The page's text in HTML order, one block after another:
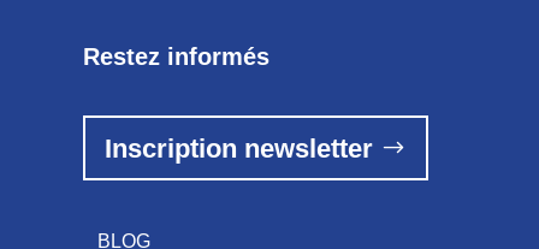
Restez informés
Inscription newsletter
BLOG